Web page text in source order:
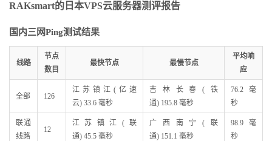
RAKsmart的日本VPS云服务器测评报告
国内三网Ping测试结果
线路
节点
数目
最快节点 最慢节点
平均响
应
全部 126
江苏镇江(亿速
云) 33.6 毫秒
吉林长春(铁
通) 195.8 毫秒
76.2 毫
秒
联通
线路
12
江苏镇江(联
通) 45.5 毫秒
广西南宁(联
通) 151.1 毫秒
98.9 毫
秒